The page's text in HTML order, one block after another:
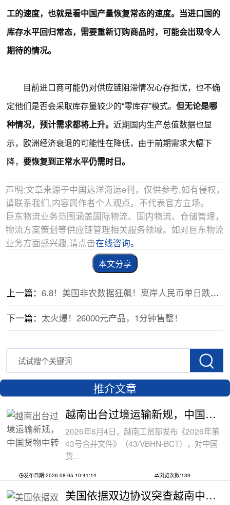
工的速度，也就是看中国产量恢复常态的速度。当进口国的
库存水平回归常态，需要重新订购商品时，可能会出现令人
期待的情况。
目前进口商可能仍对供应链阻滞情况心存担忧，也不确
定他们是否会采取库存量较少的“零库存”模式。但无论是哪
种情况，预计需求都将上升。近期国内生产总值数据也显
示，欧洲经济衰退的可能性在降低，由于前期需求大幅下
降，要恢复到正常水平仍需时日。
声明:文章来源于中国远洋海运e刊，仅供参考,如有侵权，
请联系我们,内容属作者个人观点。不代表官方立场。
巨东物流业务范围涵盖国际物流、国内物流、仓储管理，
物流方案策划等供应链管理相关服务领域。如对巨东物流
业务方面感兴趣,请点击在线咨询。
本文分享
上一篇：6.8！美国非农数据狂飙！离岸人民币单日跌近700点！日元、韩元携手下跌
下一篇： 太火爆！26000元产品，1分钟售罄！
推介文章
越南出台过境运输新规，中国货物中转通
2026年6月4日，越南工贸部发布《2026年第
43号合并文件》（43/VBHN-BCT），对中国
货...
发布日期:2026-08-05 10:41:14 浏览次数:139
美国依据双边协议突查越南中资工厂，三